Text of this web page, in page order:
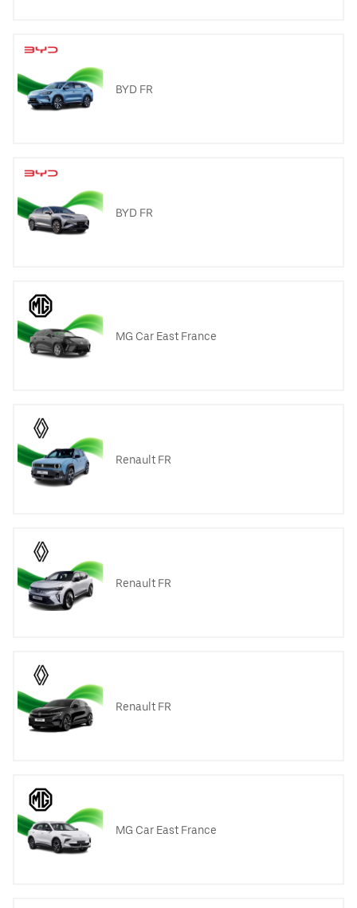
BYD FR
BYD FR
MG Car East France
Renault FR
Renault FR
Renault FR
MG Car East France